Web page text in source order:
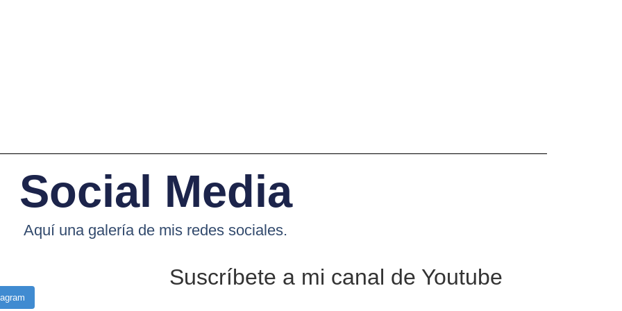
Social Media
Aquí una galería de mis redes sociales.
Suscríbete a mi canal de Youtube